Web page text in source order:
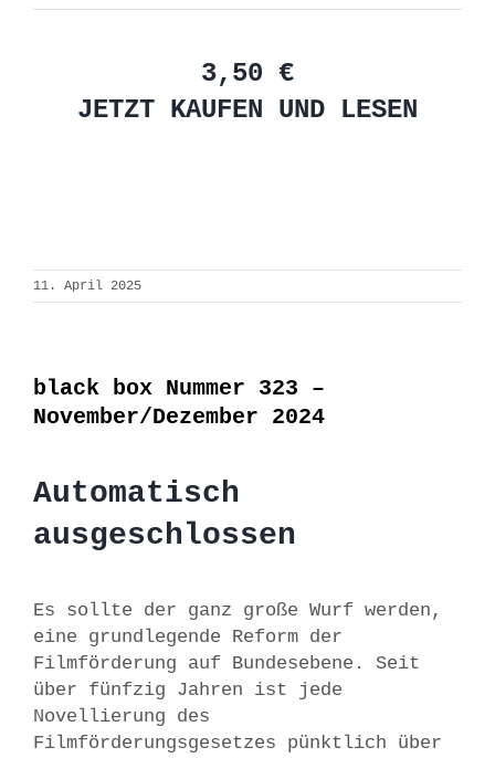
3,50 €
JETZT KAUFEN UND LESEN
11. April 2025
black box Nummer 323 –
November/Dezember 2024
Automatisch
ausgeschlossen
Es sollte der ganz große Wurf werden,
eine grundlegende Reform der
Filmförderung auf Bundesebene. Seit
über fünfzig Jahren ist jede
Novellierung des
Filmförderungsgesetzes pünktlich über